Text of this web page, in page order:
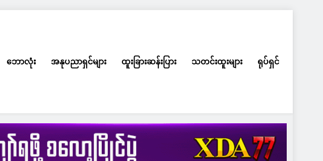
ဘောလုံး အနုပညာရှင်များ ထူးခြားဆန်းပြား သတင်းထူးများ ရုပ်ရှင်